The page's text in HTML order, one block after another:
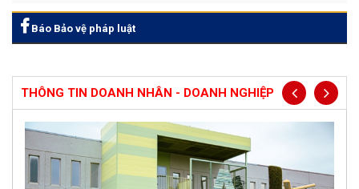
Báo Bảo vệ pháp luật
THÔNG TIN DOANH NHÂN - DOANH NGHIỆP